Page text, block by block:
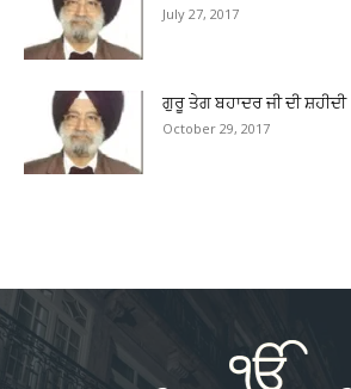
July 27, 2017
ਗੁਰੂ ਤੇਗ ਬਹਾਦਰ ਜੀ ਦੀ ਸ਼ਹੀਦੀ
October 29, 2017